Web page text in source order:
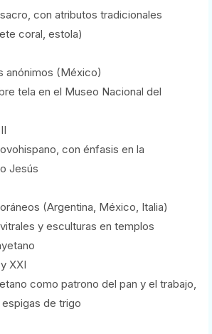
con atributos tradicionales
coral, estola)
anónimos (México)
tela en el Museo Nacional del
con énfasis en la
Jesús
(Argentina, México, Italia)
y esculturas en templos
XXI
como patrono del pan y el trabajo,
de trigo